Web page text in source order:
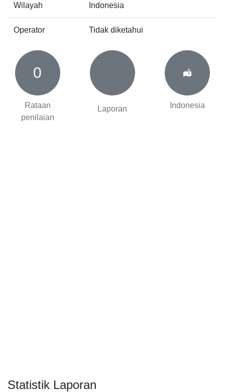
Wilayah Indonesia
Operator Tidak diketahui
0
Rataan
penilaian
Laporan Indonesia
Statistik Laporan